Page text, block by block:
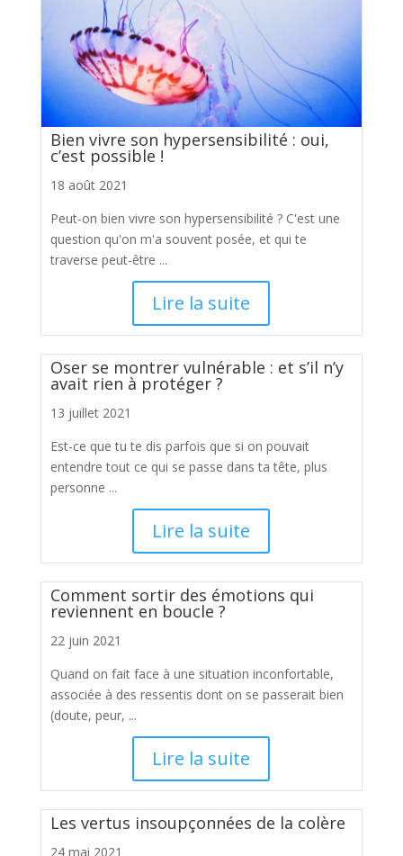
Bien vivre son hypersensibilité : oui,
c’est possible !
18 août 2021
Peut-on bien vivre son hypersensibilité ? C'est une
question qu'on m'a souvent posée, et qui te
traverse peut-être ...
Lire la suite
Oser se montrer vulnérable : et s’il n’y
avait rien à protéger ?
13 juillet 2021
Est-ce que tu te dis parfois que si on pouvait
entendre tout ce qui se passe dans ta tête, plus
personne ...
Lire la suite
Comment sortir des émotions qui
reviennent en boucle ?
22 juin 2021
Quand on fait face à une situation inconfortable,
associée à des ressentis dont on se passerait bien
(doute, peur, ...
Lire la suite
Les vertus insoupçonnées de la colère
24 mai 2021